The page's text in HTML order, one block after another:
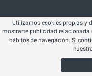
© Easyoffer 2026.
Utilizamos cookies propias y
mostrarte publicidad relacionada
hábitos de navegación. Si
nuestra